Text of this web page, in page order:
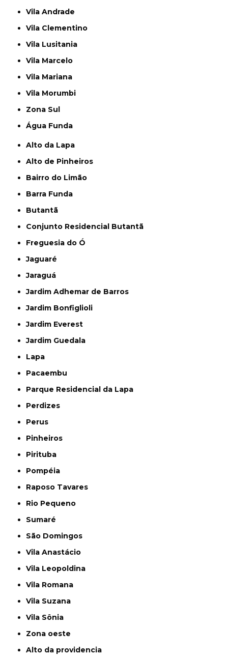
Vila Andrade
Vila Clementino
Vila Lusitania
Vila Marcelo
Vila Mariana
Vila Morumbi
Zona Sul
Água Funda
Alto da Lapa
Alto de Pinheiros
Bairro do Limão
Barra Funda
Butantã
Conjunto Residencial Butantã
Freguesia do Ó
Jaguaré
Jaraguá
Jardim Adhemar de Barros
Jardim Bonfiglioli
Jardim Everest
Jardim Guedala
Lapa
Pacaembu
Parque Residencial da Lapa
Perdizes
Perus
Pinheiros
Pirituba
Pompéia
Raposo Tavares
Rio Pequeno
Sumaré
São Domingos
Vila Anastácio
Vila Leopoldina
Vila Romana
Vila Suzana
Vila Sônia
Zona oeste
alto da providencia